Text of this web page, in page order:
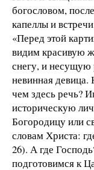
богословом,
капеллы и
«Перед этой
видим красивую
снегу, и несущую
невинная
чем здесь речь?
историческую
Богородицу или
словам Христа:
26). А где
подготовимся к